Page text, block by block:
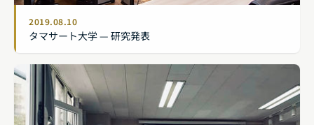
2019.08.10
タマサート大学 — 研究発表